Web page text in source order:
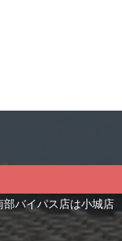
部バイパス店は小城店